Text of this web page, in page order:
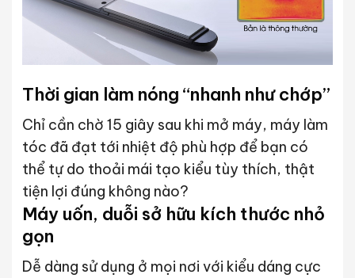
Thời gian làm nóng “nhanh như chớp”
Chỉ cần chờ 15 giây sau khi mở máy, máy làm
tóc đã đạt tới nhiệt độ phù hợp để bạn có
thể tự do thoải mái tạo kiểu tùy thích, thật
tiện lợi đúng không nào?
Máy uốn, duỗi sở hữu kích thước nhỏ
gọn
Dễ dàng sử dụng ở mọi nơi với kiểu dáng cực